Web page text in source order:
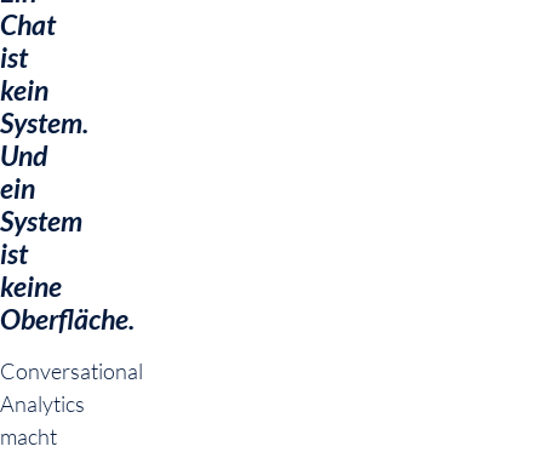
Chat
ist
kein
System.
Und
ein
System
ist
keine
Oberfläche.
Conversational
Analytics
macht